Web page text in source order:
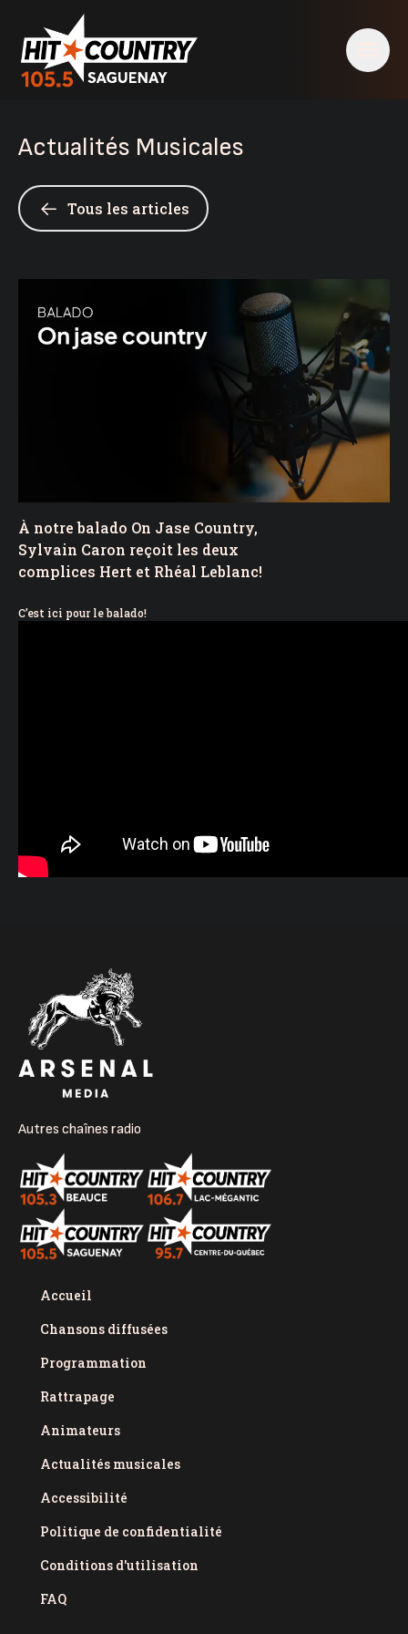
Actualités Musicales
Tous les articles
À notre balado On Jase Country,
Sylvain Caron reçoit les deux
complices Hert et Rhéal Leblanc!
C’est ici pour le balado!
Autres chaînes radio
Accueil
Chansons diffusées
Programmation
Rattrapage
Animateurs
Actualités musicales
Accessibilité
Politique de confidentialité
Conditions d'utilisation
FAQ